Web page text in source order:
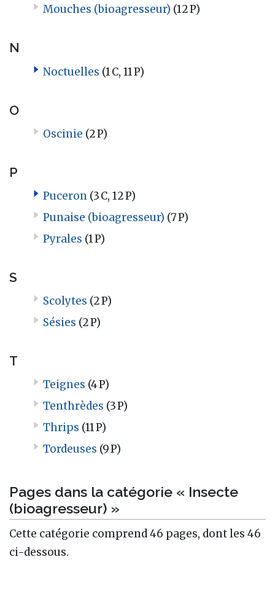
Mouches (bioagresseur) (12 P)
N
Noctuelles (1 C, 11 P)
O
Oscinie (2 P)
P
Puceron (3 C, 12 P)
Punaise (bioagresseur) (7 P)
Pyrales (1 P)
S
Scolytes (2 P)
Sésies (2 P)
T
Teignes (4 P)
Tenthrèdes (3 P)
Thrips (11 P)
Tordeuses (9 P)
Pages dans la catégorie « Insecte
(bioagresseur) »
Cette catégorie comprend 46 pages, dont les 46
ci-dessous.